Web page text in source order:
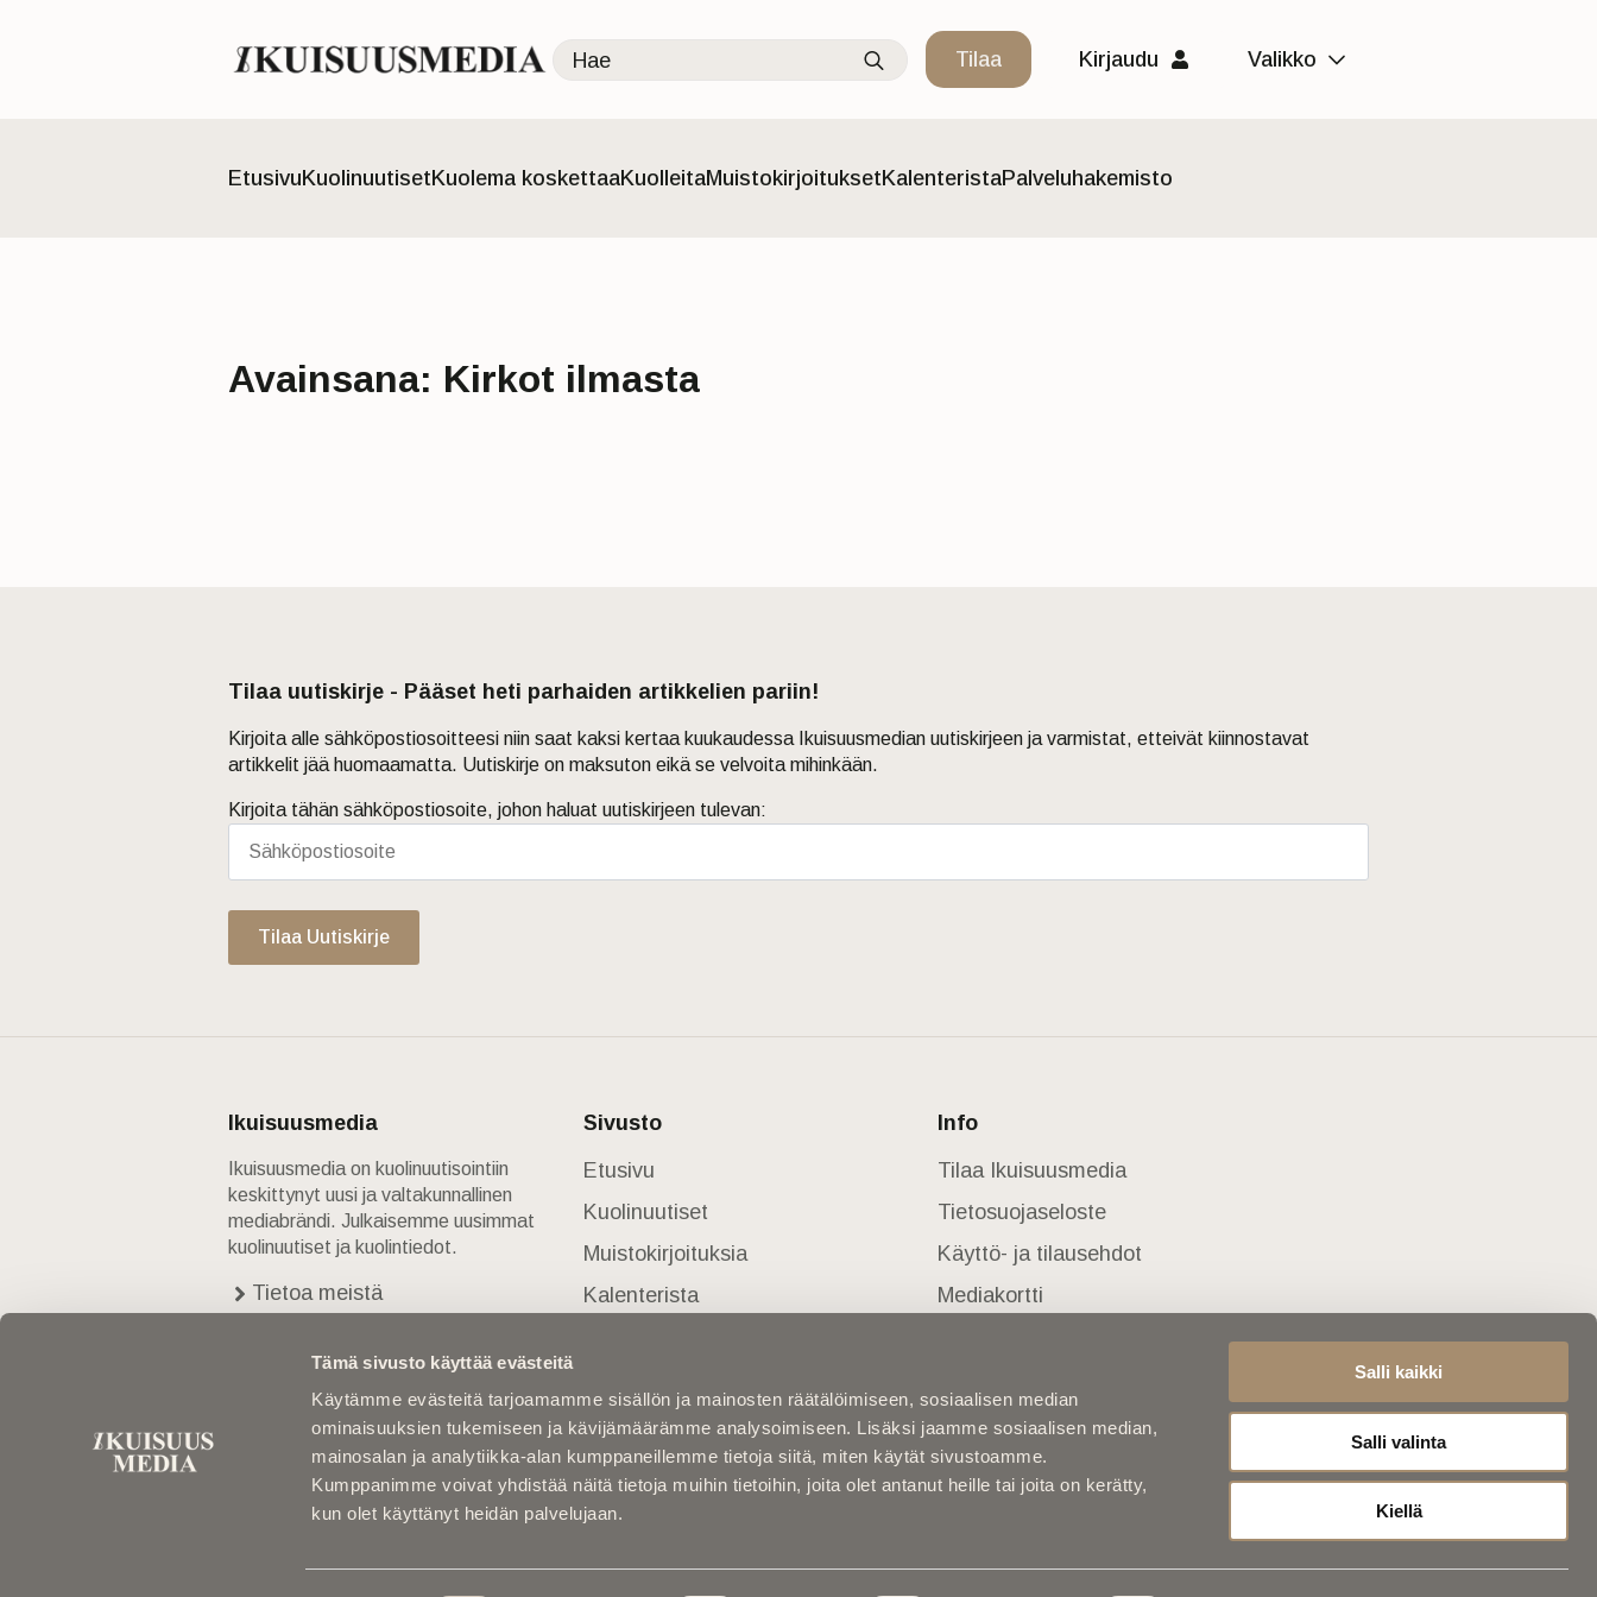
Tämä sivusto käyttää evästeitä
Käytämme evästeitä tarjoamamme sisällön ja mainosten räätälöimiseen, sosiaalisen median
ominaisuuksien tukemiseen ja kävijämäärämme analysoimiseen. Lisäksi jaamme sosiaalisen median,
mainosalan ja analytiikka-alan kumppaneillemme tietoja siitä, miten käytät sivustoamme.
Kumppanimme voivat yhdistää näitä tietoja muihin tietoihin, joita olet antanut heille tai joita on kerätty,
kun olet käyttänyt heidän palvelujaan.
Salli kaikki
Salli valinta
Kiellä
Search
for:
Tilaa Kirjaudu Valikko
Etusivu KuolinuutisetKuolema koskettaaKuolleitaMuistokirjoituksetKalenteristaPalveluhakemisto
Avainsana: Kirkot ilmasta
Tilaa uutiskirje - Pääset heti parhaiden artikkelien pariin!
Kirjoita alle sähköpostiosoitteesi niin saat kaksi kertaa kuukaudessa Ikuisuusmedian uutiskirjeen ja varmistat, etteivät kiinnostavat
artikkelit jää huomaamatta. Uutiskirje on maksuton eikä se velvoita mihinkään.
Kirjoita tähän sähköpostiosoite, johon haluat uutiskirjeen tulevan:
Tilaa Uutiskirje
Ikuisuusmedia
Ikuisuusmedia on kuolinuutisointiin
keskittynyt uusi ja valtakunnallinen
mediabrändi. Julkaisemme uusimmat
kuolinuutiset ja kuolintiedot.
Tietoa meistä
Yhteystiedot
Sivusto
Etusivu
Kuolinuutiset
Muistokirjoituksia
Kalenterista
Kuolleita
Info
Tilaa Ikuisuusmedia
Tietosuojaseloste
Käyttö- ja tilausehdot
Mediakortti